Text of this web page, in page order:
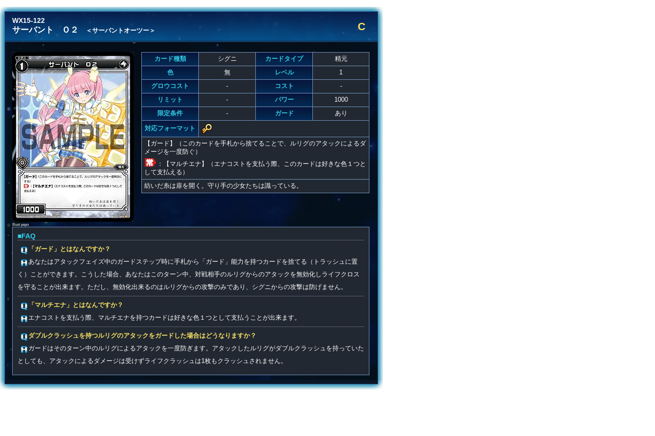
WX15-122
サーバント Ｏ２ ＜サーバントオーツー＞ C
Illust pepo
カード種類 シグニ カードタイプ
精元
色
無 レベル
1
グロウコスト
- コスト
-
リミット
- パワー
1000
限定条件
- ガード あり
対応フォーマット
【ガード】（このカードを手札から捨てることで、ルリグのアタックによるダ
メージを一度防ぐ）
：【マルチエナ】（エナコストを支払う際、このカードは好きな色１つと
して支払える）
紡いだ糸は扉を開く。守り手の少女たちは識っている。
■FAQ
「ガード」とはなんですか？
あなたはアタックフェイズ中のガードステップ時に手札から「ガード」能力を持つカードを捨てる（トラッシュに置
く）ことができます。こうした場合、あなたはこのターン中、対戦相手のルリグからのアタックを無効化しライフクロス
を守ることが出来ます。ただし、無効化出来るのはルリグからの攻撃のみであり、シグニからの攻撃は防げません。
「マルチエナ」とはなんですか？
エナコストを支払う際、マルチエナを持つカードは好きな色１つとして支払うことが出来ます。
ダブルクラッシュを持つルリグのアタックをガードした場合はどうなりますか？
ガードはそのターン中のルリグによるアタックを一度防ぎます。アタックしたルリグがダブルクラッシュを持っていた
としても、アタックによるダメージは受けずライフクラッシュは1枚もクラッシュされません。